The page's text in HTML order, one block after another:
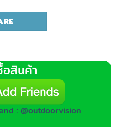
อสินค้า
: @outdoorvision